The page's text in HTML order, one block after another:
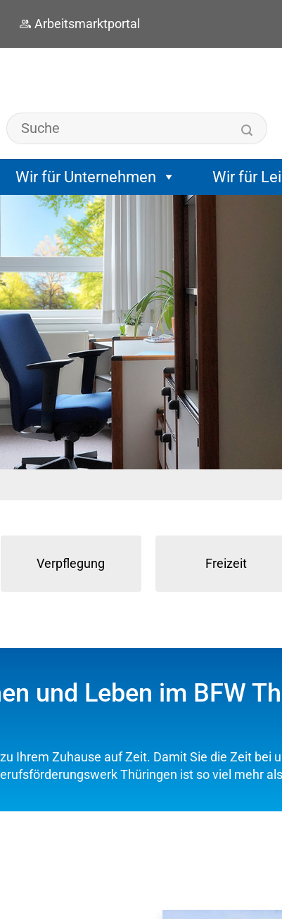
Arbeitsmarktportal
Wir für Unternehmen Wir für
Verpflegung Freizeit
und Leben im BFW
Ihrem Zuhause auf Zeit. Damit Sie die Zeit bei
Thüringen ist so viel mehr